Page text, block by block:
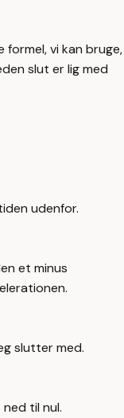
formel, vi kan bruge,
slut er lig med
udenfor.
et minus
slutter med.
til nul.